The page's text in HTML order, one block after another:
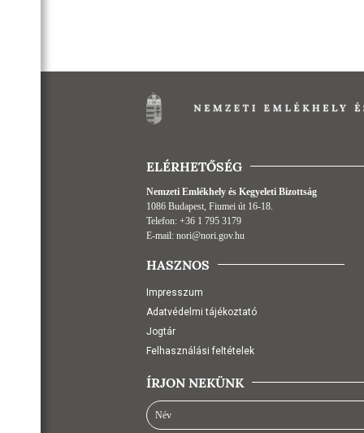
ELÉRHETŐSÉG
Nemzeti Emlékhely és Kegyeleti Bizottság
1086 Budapest, Fiumei út 16-18.
Telefon: +36 1 795 3179
E-mail: nori@nori.gov.hu
HASZNOS
Impresszum
Adatvédelmi tájékoztató
Jogtár
Felhasználási feltételek
ÍRJON NEKÜNK